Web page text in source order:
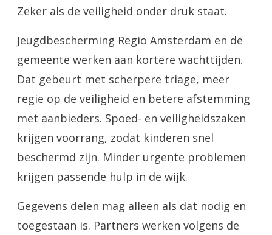
Zeker als de veiligheid onder druk staat.
Jeugdbescherming Regio Amsterdam en de
gemeente werken aan kortere wachttijden.
Dat gebeurt met scherpere triage, meer
regie op de veiligheid en betere afstemming
met aanbieders. Spoed- en veiligheidszaken
krijgen voorrang, zodat kinderen snel
beschermd zijn. Minder urgente problemen
krijgen passende hulp in de wijk.
Gegevens delen mag alleen als dat nodig en
toegestaan is. Partners werken volgens de